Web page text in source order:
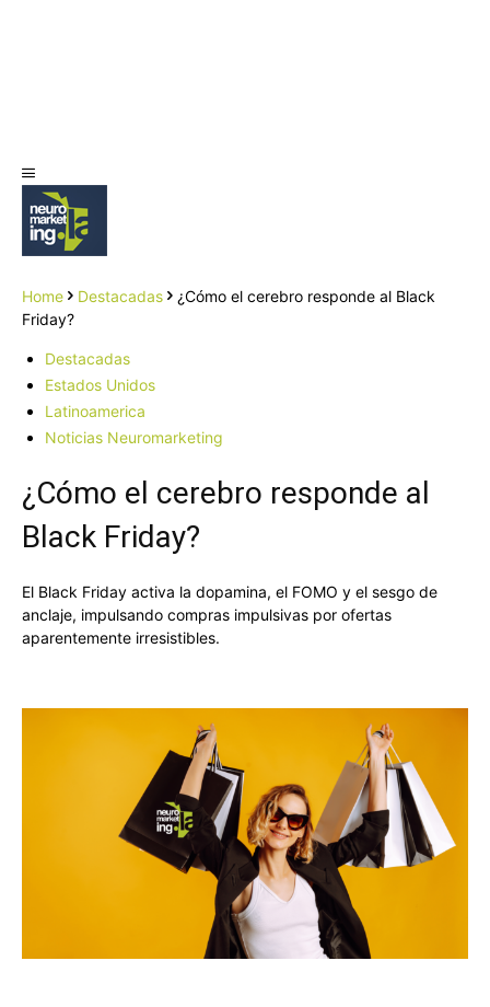
Home Destacadas
¿Cómo el cerebro responde al Black
Friday?
Destacadas
Estados Unidos
Latinoamerica
Noticias Neuromarketing
¿Cómo el cerebro responde al
Black Friday?
El Black Friday activa la dopamina, el FOMO y el sesgo de
anclaje, impulsando compras impulsivas por ofertas
aparentemente irresistibles.